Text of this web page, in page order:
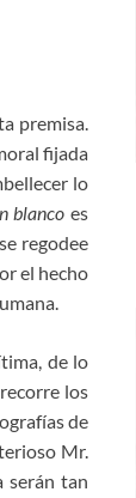
premisa.
fijada
lo
blanco es
regodee
el hecho
de lo
los
de
Mr.
serán tan